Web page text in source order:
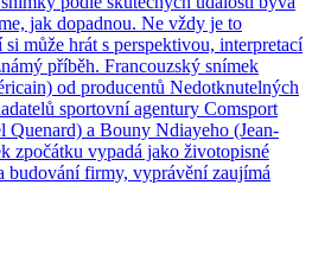
jak dopadnou. Ne vždy je to
může hrát s perspektivou, interpretací
příběh. Francouzský snímek
od producentů Nedotknutelných
sportovní agentury Comsport
Quenard) a Bouny Ndiayeho (Jean-
zpočátku vypadá jako životopisné
budování firmy, vyprávění zaujímá